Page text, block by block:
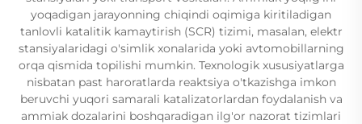
yoqadigan jarayonning chiqindi oqimiga kiritiladigan
tanlovli katalitik kamaytirish (SCR) tizimi, masalan, elektr
stansiyalaridagi o'simlik xonalarida yoki avtomobillarning
orqa qismida topilishi mumkin. Texnologik xususiyatlarga
nisbatan past haroratlarda reaktsiya o'tkazishga imkon
beruvchi yuqori samarali katalizatorlardan foydalanish va
ammiak dozalarini boshqaradigan ilg'or nazorat tizimlari